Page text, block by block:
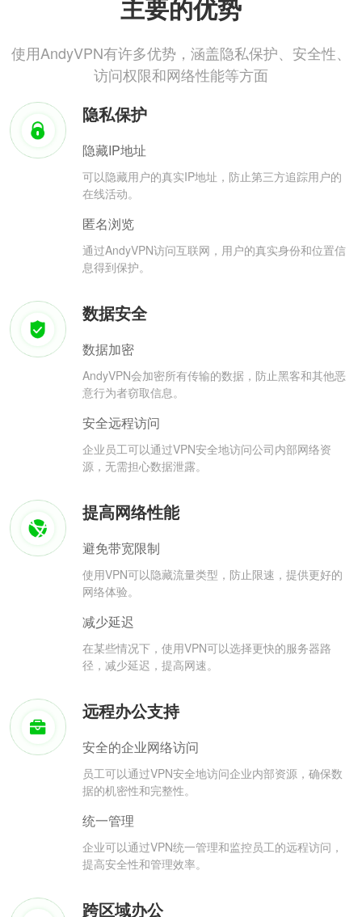
主要的优势
使用AndyVPN有许多优势，涵盖隐私保护、安全性、
访问权限和网络性能等方面
隐私保护
隐藏IP地址
可以隐藏用户的真实IP地址，防止第三方追踪用户的
在线活动。
匿名浏览
通过AndyVPN访问互联网，用户的真实身份和位置信
息得到保护。
数据安全
数据加密
AndyVPN会加密所有传输的数据，防止黑客和其他恶
意行为者窃取信息。
安全远程访问
企业员工可以通过VPN安全地访问公司内部网络资
源，无需担心数据泄露。
提高网络性能
避免带宽限制
使用VPN可以隐藏流量类型，防止限速，提供更好的
网络体验。
减少延迟
在某些情况下，使用VPN可以选择更快的服务器路
径，减少延迟，提高网速。
远程办公支持
安全的企业网络访问
员工可以通过VPN安全地访问企业内部资源，确保数
据的机密性和完整性。
统一管理
企业可以通过VPN统一管理和监控员工的远程访问，
提高安全性和管理效率。
跨区域办公